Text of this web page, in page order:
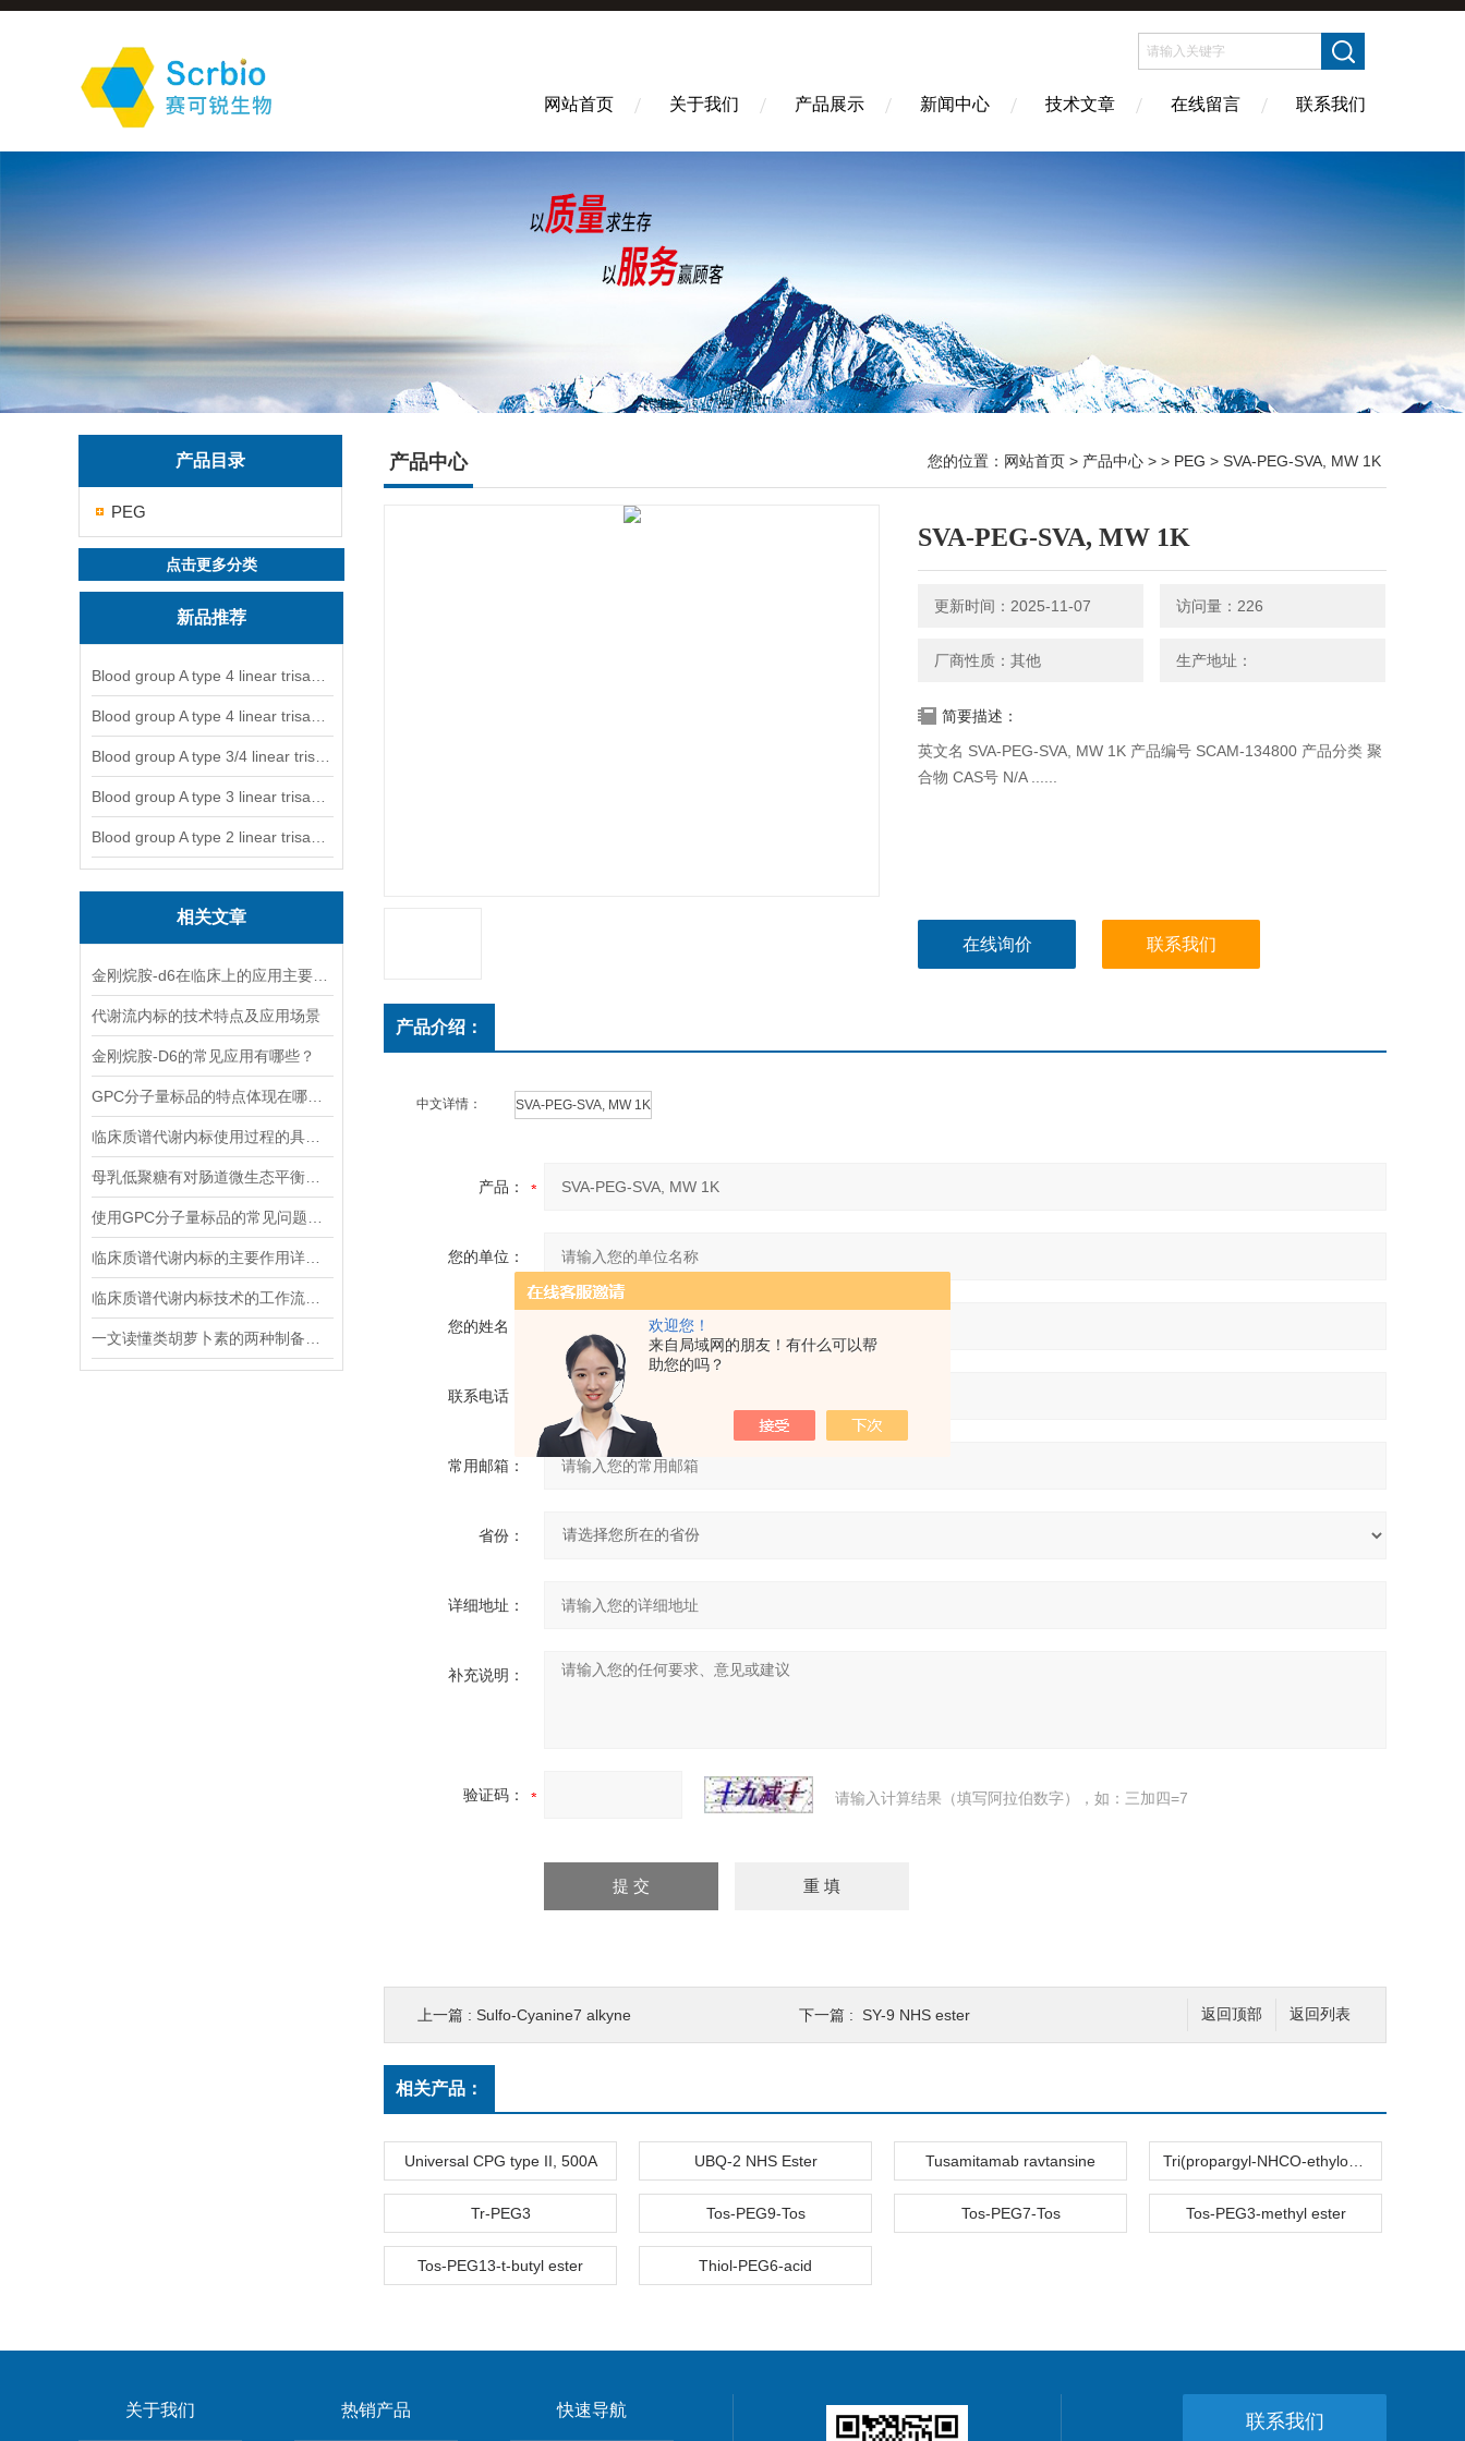
欢迎您！
来自局域网的朋友！有什么可以帮
助您的吗？
网站首页 关于我们 产品展示 新闻中心 技术文章 在线留言 联系我们
产品目录
PEG
点击更多分类
新品推荐
相关文章
代谢流内标的技术特点及应用场景
金刚烷胺-D6的常见应用有哪些？
产品中心 您的位置： 网站首页 > 产品中心 > > PEG > SVA-PEG-SVA, MW 1K
SVA-PEG-SVA, MW 1K
更新时间：2025-11-07 访问量：226
厂商性质：其他 生产地址：
简要描述：
英文名 SVA-PEG-SVA, MW 1K 产品编号 SCAM-134800 产品分类 聚
合物 CAS号 N/A ......
在线询价 联系我们
产品介绍：
中文详情： SVA-PEG-SVA, MW 1K
产品：
您的单位：
您的姓名：
联系电话：
常用邮箱：
省份：
详细地址：
补充说明：
验证码： 请输入计算结果（填写阿拉伯数字），如：三加四=7
返回列表
返回顶部
上一篇 : Sulfo-Cyanine7 alkyne 下一篇 : SY-9 NHS ester
相关产品：
Universal CPG type II, 500A UBQ-2 NHS Ester Tusamitamab ravtansine
Tr-PEG3 Tos-PEG9-Tos Tos-PEG7-Tos Tos-PEG3-methyl ester
Tos-PEG13-t-butyl ester Thiol-PEG6-acid
关于我们 热销产品 快速导航
联系我们